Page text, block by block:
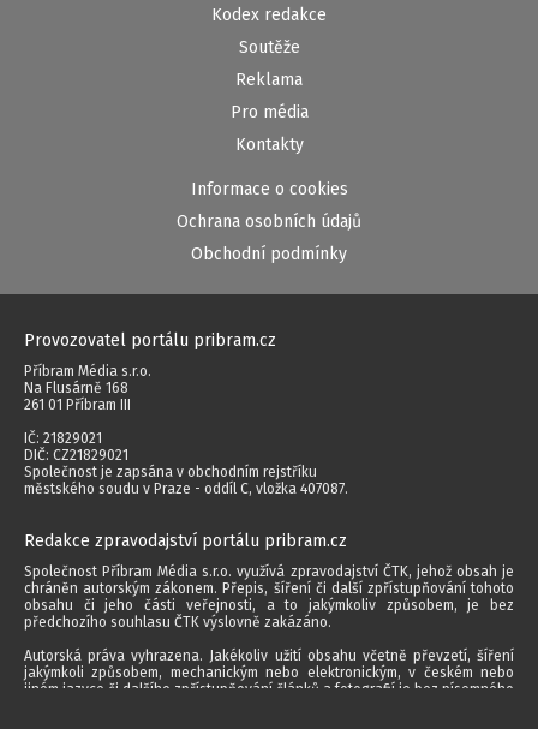
Kodex redakce
Soutěže
Reklama
Pro média
Kontakty
Informace o cookies
Ochrana osobních údajů
Obchodní podmínky
Provozovatel portálu pribram.cz
Příbram Média s.r.o.
Na Flusárně 168
261 01 Příbram III
IČ: 21829021
DIČ: CZ21829021
Společnost je zapsána v obchodním rejstříku
městského soudu v Praze - oddíl C, vložka 407087.
Redakce zpravodajství portálu pribram.cz
Společnost Příbram Média s.r.o. využívá zpravodajství ČTK, jehož obsah je
chráněn autorským zákonem. Přepis, šíření či další zpřístupňování tohoto
obsahu či jeho části veřejnosti, a to jakýmkoliv způsobem, je bez
předchozího souhlasu ČTK výslovně zakázáno.
Autorská práva vyhrazena. Jakékoliv užití obsahu včetně převzetí, šíření
jakýmkoli způsobem, mechanickým nebo elektronickým, v českém nebo
jiném jazyce či dalšího zpřístupňování článků a fotografií je bez písemného